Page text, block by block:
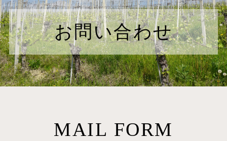
お問い合わせ
MAIL FORM